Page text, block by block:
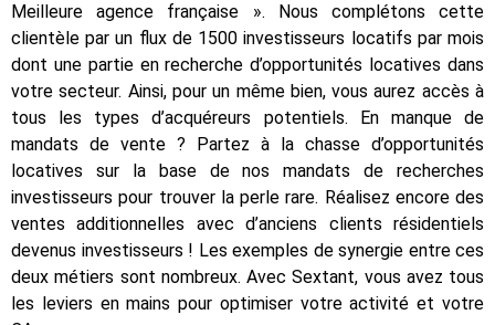
Meilleure agence française ». Nous complétons cette
clientèle par un flux de 1500 investisseurs locatifs par mois
dont une partie en recherche d’opportunités locatives dans
votre secteur. Ainsi, pour un même bien, vous aurez accès à
tous les types d’acquéreurs potentiels. En manque de
mandats de vente ? Partez à la chasse d’opportunités
locatives sur la base de nos mandats de recherches
investisseurs pour trouver la perle rare. Réalisez encore des
ventes additionnelles avec d’anciens clients résidentiels
devenus investisseurs ! Les exemples de synergie entre ces
deux métiers sont nombreux. Avec Sextant, vous avez tous
les leviers en mains pour optimiser votre activité et votre